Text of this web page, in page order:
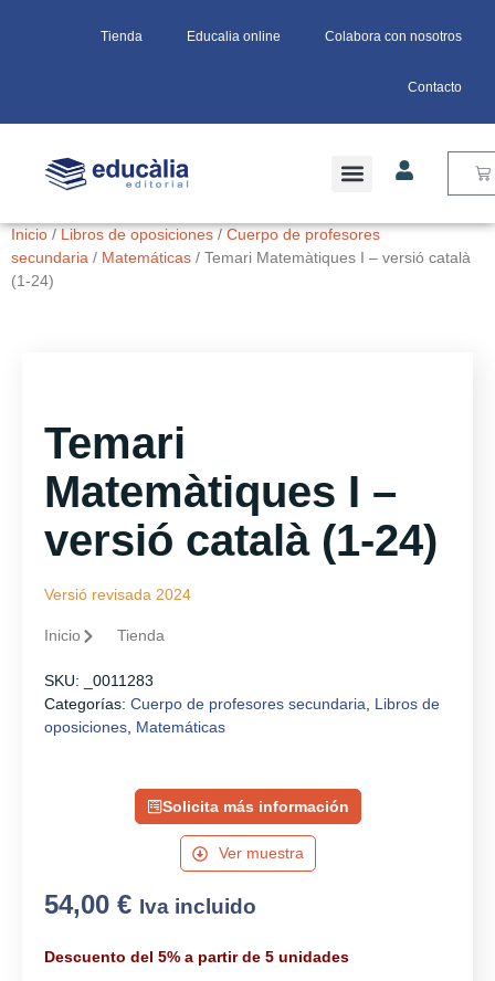
Tienda Educalia online Colabora con nosotros
Contacto
Inicio/Libros de oposiciones/Cuerpo de profesores
secundaria / Matemáticas / Temari Matemàtiques I – versió català
(1-24)
Temari
Matemàtiques I –
versió català (1-24)
Versió revisada 2024
Inicio Tienda
SKU:
_0011283
Categorías: Cuerpo de profesores secundaria
Libros de
oposiciones Matemáticas
Solicita más información
Ver muestra
54,00 € Iva incluido
Descuento del 5% a partir de 5 unidades